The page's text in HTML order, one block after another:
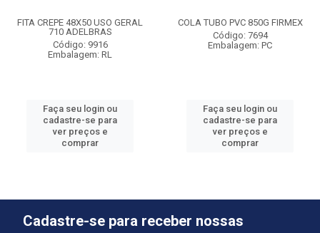
FITA CREPE 48X50 USO GERAL
710 ADELBRAS
Código: 9916
Embalagem: RL
Faça seu login ou
cadastre-se para
ver preços e
comprar
COLA TUBO PVC 850G FIRMEX
Código: 7694
Embalagem: PC
Faça seu login ou
cadastre-se para
ver preços e
comprar
Cadastre-se para receber nossas